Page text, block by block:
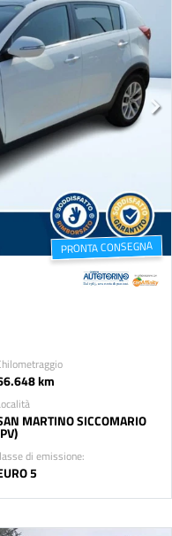
PRONTA CONSEGNA
km
MARTINO SICCOMARIO
di emissione:
5